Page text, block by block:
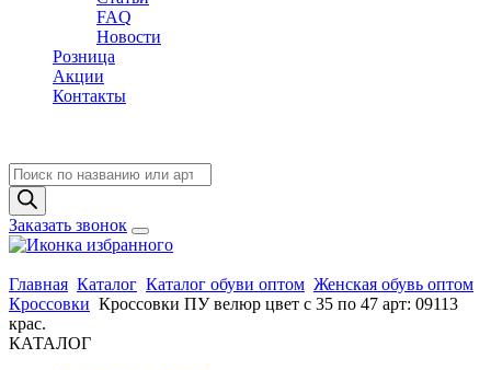
FAQ
Новости
Розница
Акции
Контакты
Поиск
товаров
Заказать звонок
Главная Каталог Каталог обуви оптом Женская обувь оптом
Кроссовки Кроссовки ПУ велюр цвет с 35 по 47 арт: 09113
крас.
КАТАЛОГ